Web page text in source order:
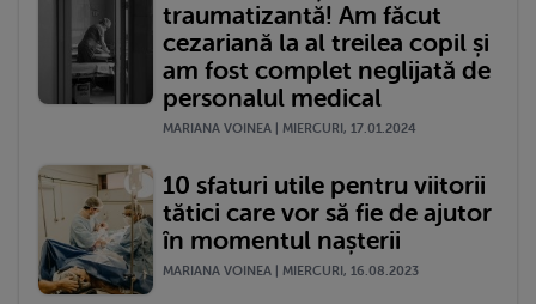
traumatizantă! Am făcut
cezariană la al treilea copil și
am fost complet neglijată de
personalul medical
MARIANA VOINEA | MIERCURI, 17.01.2024
10 sfaturi utile pentru viitorii
tătici care vor să fie de ajutor
în momentul nașterii
MARIANA VOINEA | MIERCURI, 16.08.2023